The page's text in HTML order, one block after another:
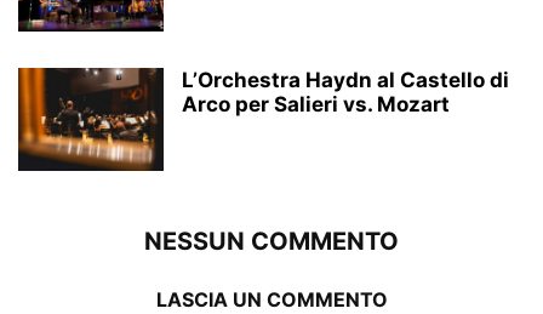
L’Orchestra Haydn al Castello di
Arco per Salieri vs. Mozart
NESSUN COMMENTO
LASCIA UN COMMENTO